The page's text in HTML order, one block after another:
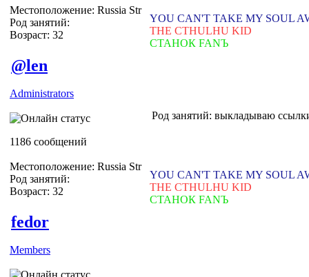
Местоположение: Russia Str
Род занятий:
Возраст: 32
YOU CAN'T TAKE MY SOUL
THE CTHULHU KID
СТАНОК FANЪ
@len
Administrators
1186 сообщений
Местоположение: Russia Str
Род занятий:
Возраст: 32
Род занятий: выкладываю
YOU CAN'T TAKE MY SOUL
THE CTHULHU KID
СТАНОК FANЪ
fedor
Members